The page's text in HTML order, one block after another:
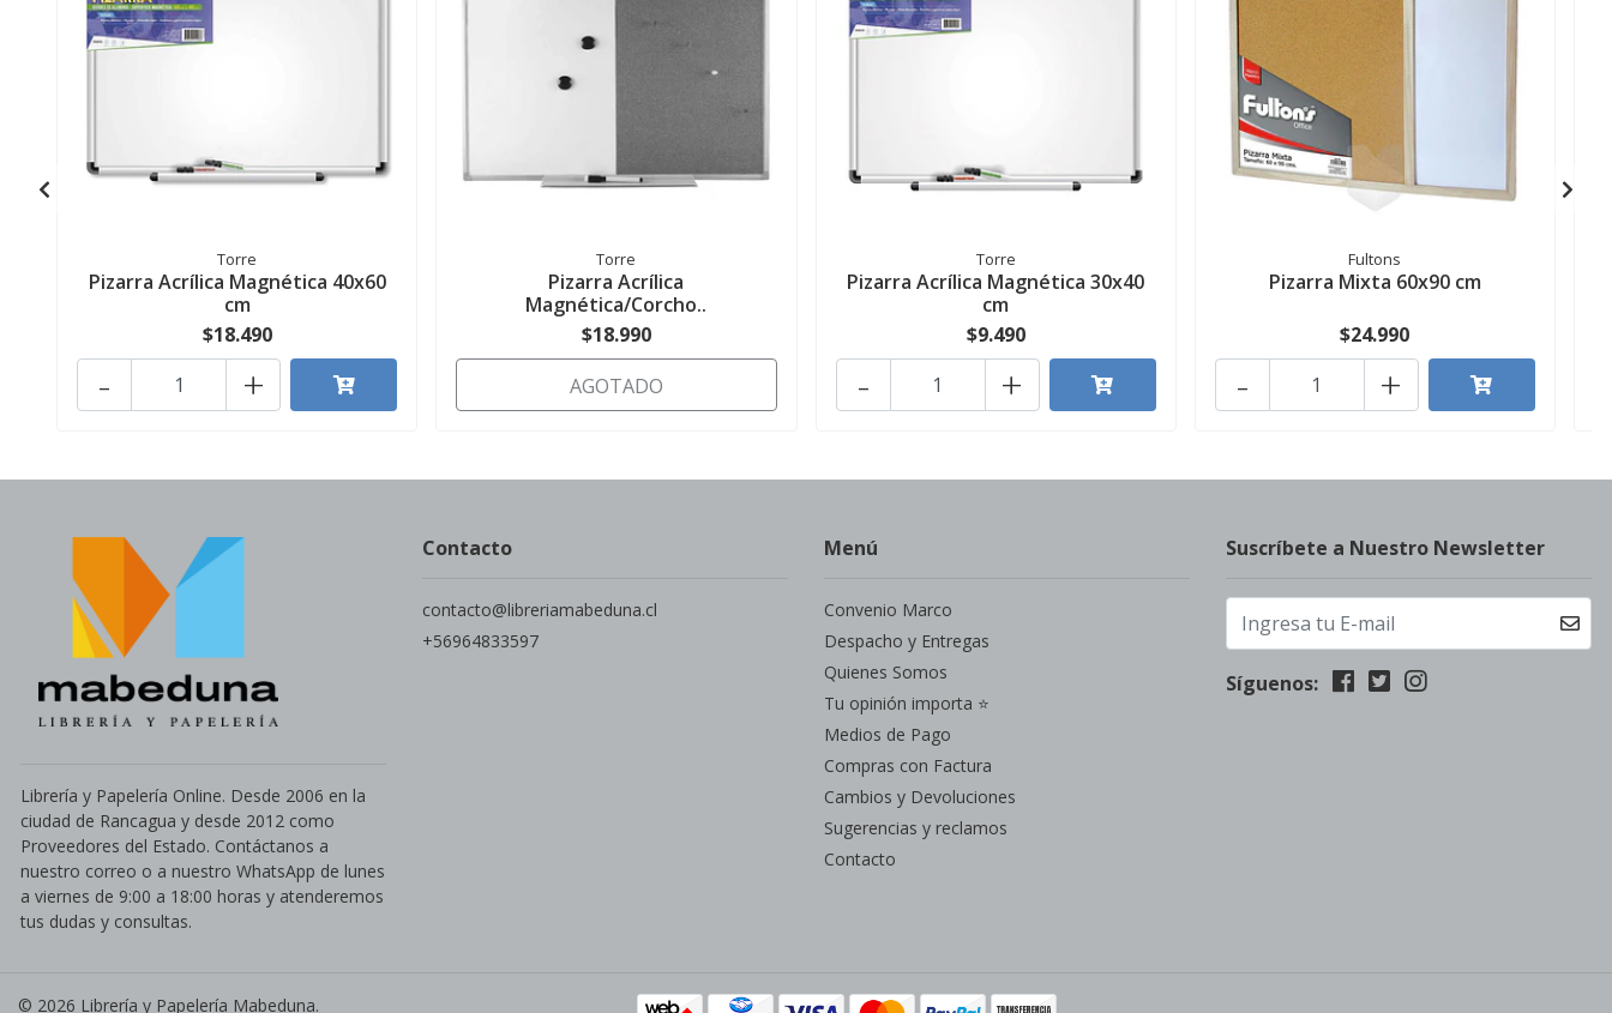
Torre
Pizarra Acrílica Magnética 40x60
cm
$18.490
+
-
Torre
Pizarra Acrílica
Magnética/Corcho..
$18.990
AGOTADO
Torre
Pizarra Acrílica Magnética 30x40
cm
$9.490
+
-
Fultons
Pizarra Mixta 60x90 cm
$24.990
+
-
Librería y Papelería Online. Desde 2006 en la
ciudad de Rancagua y desde 2012 como
Proveedores del Estado. Contáctanos a
nuestro correo o a nuestro WhatsApp de lunes
a viernes de 9:00 a 18:00 horas y atenderemos
tus dudas y consultas.
Contacto
contacto@libreriamabeduna.cl
+56964833597
Menú
Convenio Marco
Despacho y Entregas
Quienes Somos
Tu opinión importa ⭐
Medios de Pago
Compras con Factura
Cambios y Devoluciones
Sugerencias y reclamos
Contacto
Suscríbete a Nuestro Newsletter
Síguenos:
© 2026 Librería y Papelería Mabeduna.